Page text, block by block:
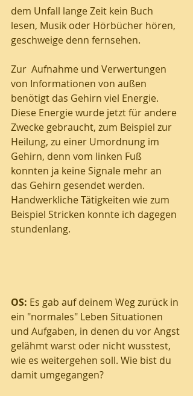
dem Unfall lange Zeit kein Buch
lesen, Musik oder Hörbücher hören,
geschweige denn fernsehen.
Zur  Aufnahme und Verwertungen
von Informationen von außen
benötigt das Gehirn viel Energie.
Diese Energie wurde jetzt für andere
Zwecke gebraucht, zum Beispiel zur
Heilung, zu einer Umordnung im
Gehirn, denn vom linken Fuß
konnten ja keine Signale mehr an
das Gehirn gesendet werden.
Handwerkliche Tätigkeiten wie zum
Beispiel Stricken konnte ich dagegen
stundenlang.
OS: Es gab auf deinem Weg zurück in
ein "normales" Leben Situationen
und Aufgaben, in denen du vor Angst
gelähmt warst oder nicht wusstest,
wie es weitergehen soll. Wie bist du
damit umgegangen?